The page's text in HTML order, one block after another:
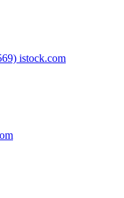
istock.com